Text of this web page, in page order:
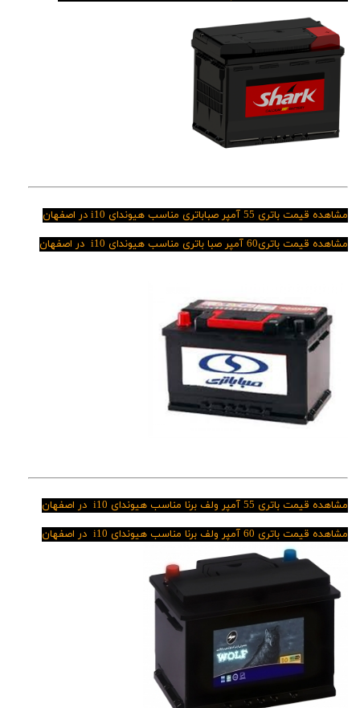
مشاهده قیمت باتری 55 آمپر صباباتری مناسب هیوندای i10 در اصفهان
مشاهده قیمت باتری60 آمپر صبا باتری مناسب
هیوندای i10 در اصفهان
مشاهده قیمت باتری 55 آمپر ولف برنا مناسب هیوندای i10 در اصفهان
مشاهده قیمت باتری 60 آمپر ولف برنا مناسب
هیوندای i10 در اصفهان